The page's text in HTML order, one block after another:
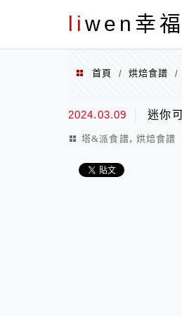
li wen幸
menu
首頁 / 烘焙食譜 /
2024.03.09 迷你
塔&派食譜, 烘焙食譜